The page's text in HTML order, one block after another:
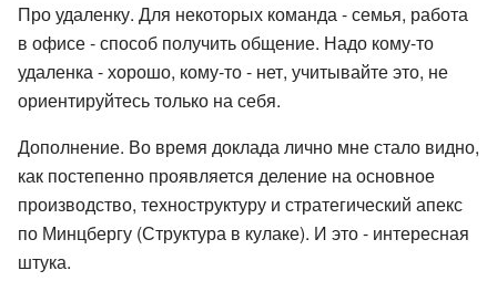
Про удаленку. Для некоторых команда - семья, работа
в офисе - способ получить общение. Надо кому-то
удаленка - хорошо, кому-то - нет, учитывайте это, не
ориентируйтесь только на себя.
Дополнение. Во время доклада лично мне стало видно,
как постепенно проявляется деление на основное
производство, техноструктуру и стратегический апекс
по Минцбергу (Структура в кулаке). И это - интересная
штука.